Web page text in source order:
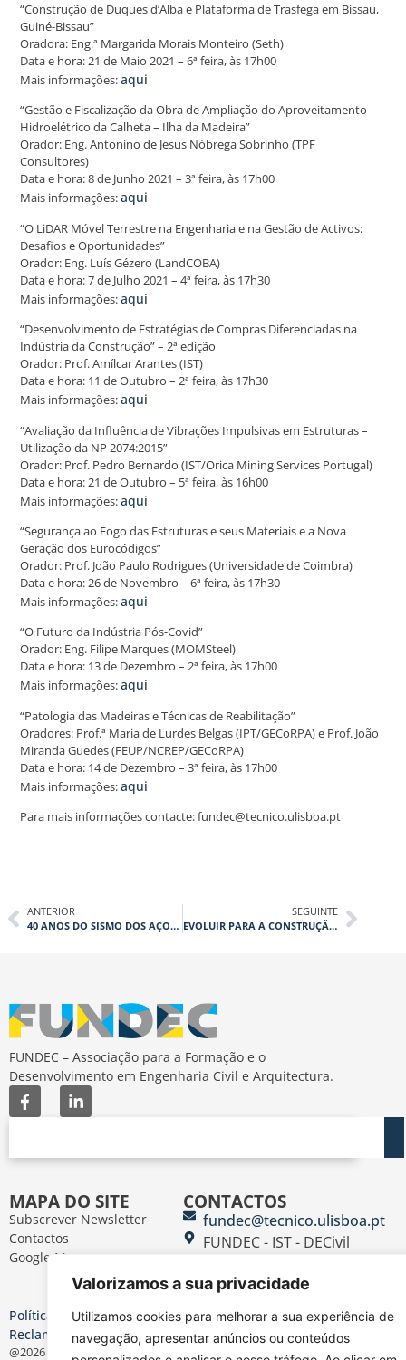
Valorizamos a sua privacidade
Utilizamos cookies para melhorar a sua experiência de
navegação, apresentar anúncios ou conteúdos
“Construção de Duques d’Alba e Plataforma de Trasfega em Bissau,
Guiné-Bissau”
Oradora: Eng.ª Margarida Morais Monteiro (Seth)
Data e hora: 21 de Maio 2021 – 6ª feira, às 17h00
Mais informações:aqui
“Gestão e Fiscalização da Obra de Ampliação do Aproveitamento
Hidroelétrico da Calheta – Ilha da Madeira”
Orador: Eng. Antonino de Jesus Nóbrega Sobrinho (TPF
Consultores)
Data e hora: 8 de Junho 2021 – 3ª feira, às 17h00
Mais informações:aqui
“O LiDAR Móvel Terrestre na Engenharia e na Gestão de Activos:
Desafios e Oportunidades”
Orador: Eng. Luís Gézero (LandCOBA)
Data e hora: 7 de Julho 2021 – 4ª feira, às 17h30
Mais informações:aqui
“Desenvolvimento de Estratégias de Compras Diferenciadas na
Indústria da Construção” – 2ª edição
Orador: Prof. Amílcar Arantes (IST)
Data e hora: 11 de Outubro – 2ª feira, às 17h30
Mais informações:aqui
“Avaliação da Influência de Vibrações Impulsivas em Estruturas –
Utilização da NP 2074:2015”
Orador: Prof. Pedro Bernardo (IST/Orica Mining Services Portugal)
Data e hora: 21 de Outubro – 5ª feira, às 16h00
Mais informações:aqui
“Segurança ao Fogo das Estruturas e seus Materiais e a Nova
Geração dos Eurocódigos”
Orador: Prof. João Paulo Rodrigues (Universidade de Coimbra)
Data e hora: 26 de Novembro – 6ª feira, às 17h30
Mais informações:aqui
“O Futuro da Indústria Pós-Covid”
Orador: Eng. Filipe Marques (MOMSteel)
Data e hora: 13 de Dezembro – 2ª feira, às 17h00
Mais informações:aqui
“Patologia das Madeiras e Técnicas de Reabilitação”
Oradores: Prof.ª Maria de Lurdes Belgas (IPT/GECoRPA) e Prof. João
Miranda Guedes (FEUP/NCREP/GECoRPA)
Data e hora: 14 de Dezembro – 3ª feira, às 17h00
Mais informações:aqui
Para mais informações contacte: fundec@tecnico.ulisboa.pt
ANTERIOR
40 ANOS DO SISMO DOS AÇORES DE 1980
SEGUINTE
EVOLUIR PARA A CONSTRUÇÃO SUSTENTÁVEL
FUNDEC – Associação para a Formação e o
Desenvolvimento em Engenharia Civil e Arquitectura.
MAPA DO SITE
Subscrever Newsletter
Contactos
Google Maps
CONTACTOS
fundec@tecnico.ulisboa.pt
FUNDEC - IST - DECivil
001 Lisboa
Política de Privacidade|Contacte-nos|Livro de
Reclamações|Termos e Condições
@2026 FUNDEC